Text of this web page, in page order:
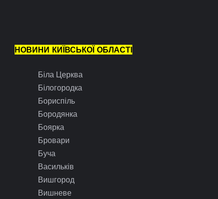
НОВИНИ КИЇВСЬКОЇ ОБЛАСТІ
Біла Церква
Білогородка
Бориспіль
Бородянка
Боярка
Бровари
Буча
Васильків
Вишгород
Вишневе